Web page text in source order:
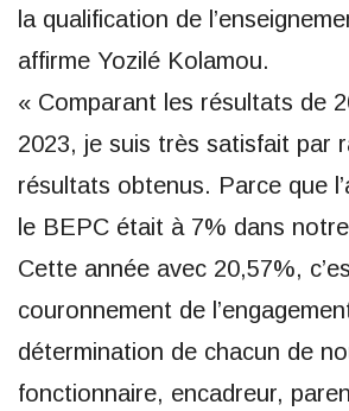
la qualification de
affirme Yozilé Kolamou.
« Comparant les résultats de
2023, je suis très satisfait par
résultats obtenus. Parce que
le BEPC était à 7% dans
Cette année avec 20,57%,
couronnement de
détermination de chacun de
fonctionnaire, encadreur,